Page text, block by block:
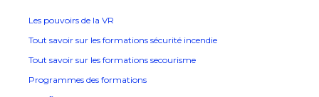
Les pouvoirs de la VR
Tout savoir sur les formations sécurité incendie
Tout savoir sur les formations secourisme
Programmes des formations